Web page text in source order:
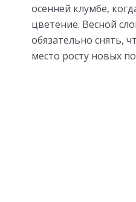
осенней клумбе,
цветение. Весной
обязательно снять,
место росту новых